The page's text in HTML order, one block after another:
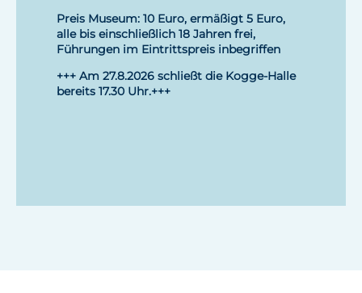
Preis Museum: 10 Euro, ermäßigt 5 Euro,
alle bis einschließlich 18 Jahren frei,
Führungen im Eintrittspreis inbegriffen
+++ Am 27.8.2026 schließt die Kogge-Halle
bereits 17.30 Uhr.+++